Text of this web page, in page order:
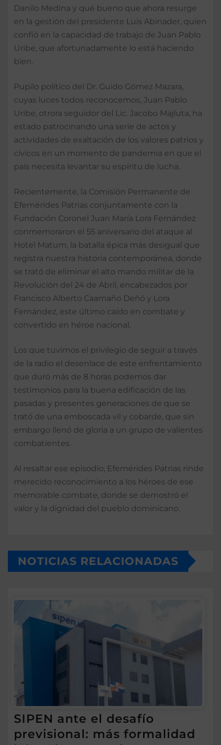
Danilo Medina y qué bueno que ahora resurge
en la gestión del presidente Luis Abinader, quien
confió en la capacidad de trabajo de Juan Pablo
Uribe, que afortunadamente lo está haciendo
bien.
Pupilo político del Dr. Guido Gómez Mazara,
cuyas luces todos reconocemos, Juan Pablo
Uribe, otrora seguidor del Lic. Jacobo Majluta, ha
estado patrocinando una serie de actos y
actividades de exaltación de los valores patrios y
cívicos en un momento de pandemia en que el
país necesita levantar su espíritu de lucha.
Recientemente, la Comisión Permanente de
Efemérides Patrias conjuntamente con la
Fundación Coronel Juan María Lora Fernández
conmemoraron el 55 aniversario del ataque al
Hotel Matum, la batalla épica más desigual que
registra nuestra historia contemporánea, donde
se trató de eliminar el alto mando militar de la
Revolución del 24 de Abril, encabezados por
Francisco Alberto Caamaño Deñó y Lora
Fernández, este último caído en combate y
convertido en héroe nacional.
Los que tuvimos el privilegio de seguir a través
de la radio el desenlace de este enfrentamiento
que duró más de 8 horas podemos dar
testimonios para la buena edificación de las
pasadas y presentes generaciones de que se
trató de una emboscada vil y cobarde, que sin
embargo llenó de gloria a un grupo de valientes
combatientes.
Al resaltar ese episodio, Efemérides Patrias rinde
merecido reconocimiento a los héroes de ese
memorable combate, donde se demostró el
valor y la dignidad del pueblo dominicano.
NOTICIAS RELACIONADAS
SIPEN ante el desafío
previsional: más formalidad